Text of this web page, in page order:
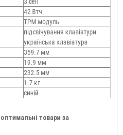
42 Втч
TPM модуль
підсвічування клавіатури
українська клавіатура
359.7 мм
19.9 мм
232.5 мм
1.7 кг
синій
товари за